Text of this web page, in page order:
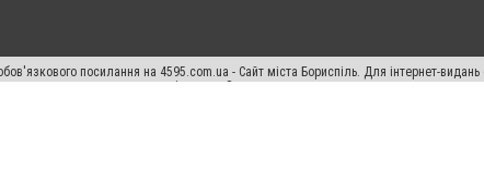
посилання на 4595.com.ua - Сайт міста Бориспіль. Для інтернет-
виняткових прав переслідується Законом.